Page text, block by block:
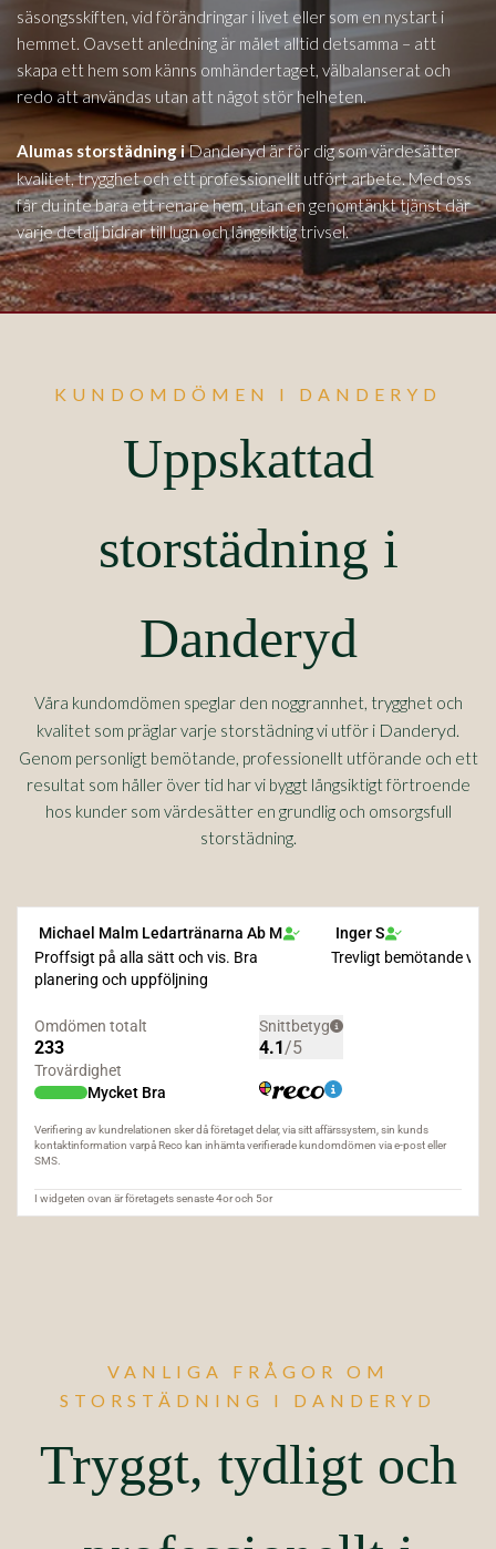
säsongsskiften, vid förändringar i livet eller som en nystart i
hemmet. Oavsett anledning är målet alltid detsamma – att
skapa ett hem som känns omhändertaget, välbalanserat och
redo att användas utan att något stör helheten.
Alumas storstädning iDanderydär för dig som värdesätter
kvalitet, trygghet och ett professionellt utfört arbete. Med oss
får du inte bara ett renare hem, utan en genomtänkt tjänst där
varje detalj bidrar till lugn och långsiktig trivsel.
KUNDOMDÖMEN I DANDERYD
Uppskattad
storstädning i
Danderyd
Våra kundomdömen speglar den noggrannhet, trygghet och
kvalitet som präglar varje storstädning vi utför i Danderyd
Genom personligt bemötande, professionellt utförande och ett
resultat som håller över tid har vi byggt långsiktigt förtroende
hos kunder som värdesätter en grundlig och omsorgsfull
storstädning.
VANLIGA FRÅGOR OM
STORSTÄDNING I DANDERYD
Tryggt, tydligt och